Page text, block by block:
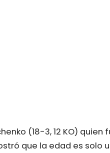
(18-3, 12 KO)
que la edad es solo